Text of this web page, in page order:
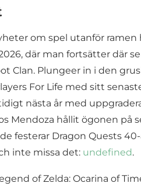
om spel utanför ramen
där man fortsätter där
Clan. Plungeer in i den
For Life med sitt
nästa år med
Mendoza hållit ögonen på
festerar Dragon Quests
inte missa det: undefined.